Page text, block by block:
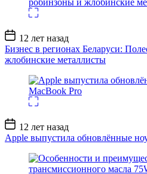
Дата
записи
12 лет назад
Бизнес в регионах Беларуси:
жлобинские металлисты
Дата
записи
12 лет назад
Apple выпустила обновлённые